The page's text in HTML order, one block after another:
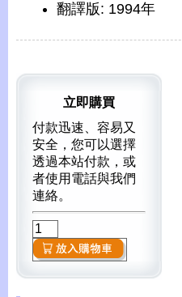
翻譯版: 1994年
立即購買
付款迅速、容易又
安全，您可以選擇
透過本站付款，或
者使用電話與我們
連絡。